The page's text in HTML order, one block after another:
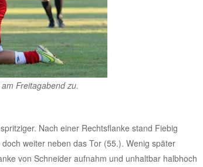
Freitagabend zu.
Nach einer Rechtsflanke stand Fiebig
weiter neben das Tor (55.). Wenig später
von Schneider aufnahm und unhaltbar halbhoch